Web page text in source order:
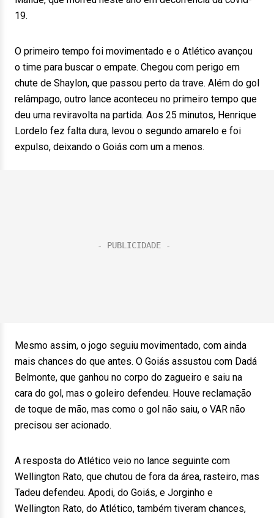
19.
O primeiro tempo foi movimentado e o Atlético avançou
o time para buscar o empate. Chegou com perigo em
chute de Shaylon, que passou perto da trave. Além do gol
relâmpago, outro lance aconteceu no primeiro tempo que
deu uma reviravolta na partida. Aos 25 minutos, Henrique
Lordelo fez falta dura, levou o segundo amarelo e foi
expulso, deixando o Goiás com um a menos.
Mesmo assim, o jogo seguiu movimentado, com ainda
mais chances do que antes. O Goiás assustou com Dadá
Belmonte, que ganhou no corpo do zagueiro e saiu na
cara do gol, mas o goleiro defendeu. Houve reclamação
de toque de mão, mas como o gol não saiu, o VAR não
precisou ser acionado.
A resposta do Atlético veio no lance seguinte com
Wellington Rato, que chutou de fora da área, rasteiro, mas
Tadeu defendeu. Apodi, do Goiás, e Jorginho e
Wellington Rato, do Atlético, também tiveram chances,